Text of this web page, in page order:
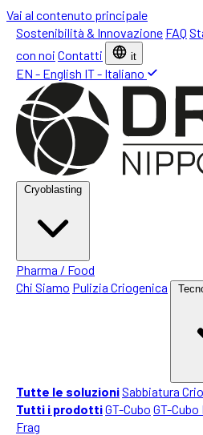
Vai al contenuto principale
Sostenibilità & Innovazione FAQ
con noi Contatti it
EN - English IT - Italiano
Cryoblasting
Pharma / Food
Chi Siamo Pulizia Criogenica
Tutte le soluzioniSabbiatura
Tutti i prodottiGT-Cubo GT-Cubo
Frag